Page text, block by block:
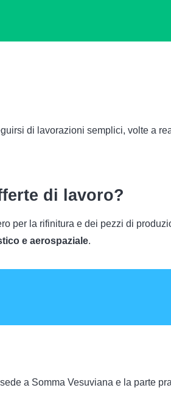
di lavorazioni semplici, volte a
di lavoro?
per la rifinitura e dei pezzi di
e aerospaziale.
a Somma Vesuviana e la parte